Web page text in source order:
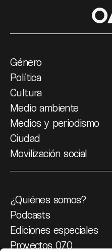
Género
Política
Cultura
Medio ambiente
Medios y periodismo
Ciudad
Movilización social
¿Quiénes somos?
Podcasts
Ediciones especiales
Proyectos 070